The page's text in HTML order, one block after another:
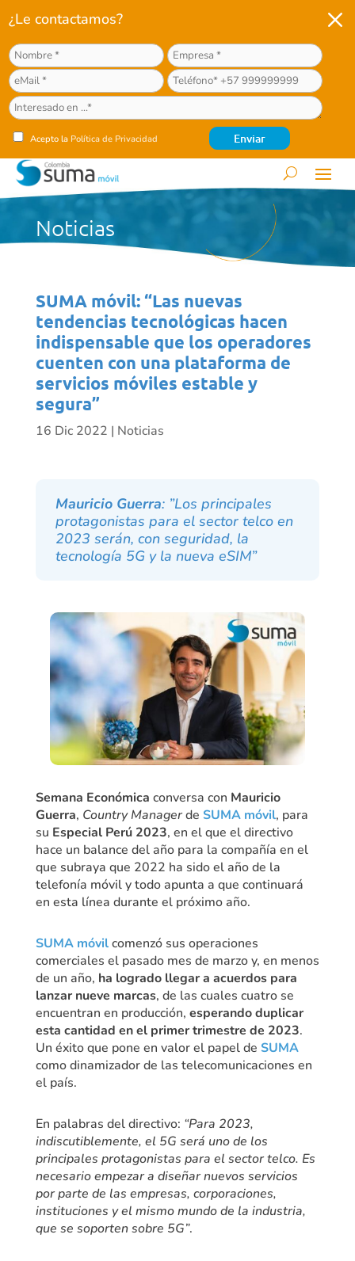
¿Le contactamos?
Acepto la Política de Privacidad
M
Noticias
SUMA móvil: “Las nuevas
tendencias tecnológicas hacen
indispensable que los operadores
cuenten con una plataforma de
servicios móviles estable y
segura”
16 Dic 2022 | Noticias
Mauricio Guerra: ”Los principales
protagonistas para el sector telco en
2023 serán, con seguridad, la
tecnología 5G y la nueva eSIM”
Semana Económica conversa con Mauricio
Guerra, Country Managerde SUMA móvil, para
su Especial Perú 2023, en el que el directivo
hace un balance del año para la compañía en el
que subraya que 2022 ha sido el año de la
telefonía móvil y todo apunta a que continuará
en esta línea durante el próximo año.
SUMA móvilcomenzó sus operaciones
comerciales el pasado mes de marzo y, en menos
de un año, ha logrado llegar a acuerdos para
lanzar nueve marcas, de las cuales cuatro se
encuentran en producción, esperando duplicar
esta cantidad en el primer trimestre de 2023.
Un éxito que pone en valor el papel de SUMA
como dinamizador de las telecomunicaciones en
el país.
En palabras del directivo: “Para 2023,
indiscutiblemente, el 5G será uno de los
principales protagonistas para el sector telco. Es
necesario empezar a diseñar nuevos servicios
por parte de las empresas, corporaciones,
instituciones y el mismo mundo de la industria,
que se soporten sobre 5G”.